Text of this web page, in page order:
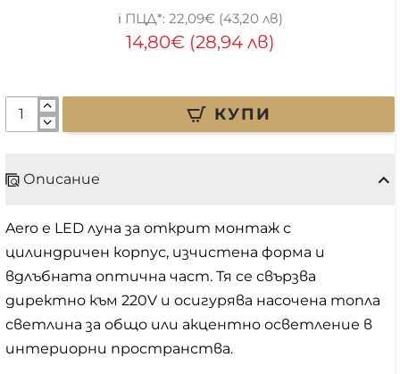
14,80€ (28,94 лв)
22,09€ (43,20 лв)
КУПИ
Описание
Aero е LED луна за открит монтаж с
цилиндричен корпус, изчистена форма и
вдлъбната оптична част. Тя се свързва
директно към 220V и осигурява насочена топла
светлина за общо или акцентно осветление в
интериорни пространства.